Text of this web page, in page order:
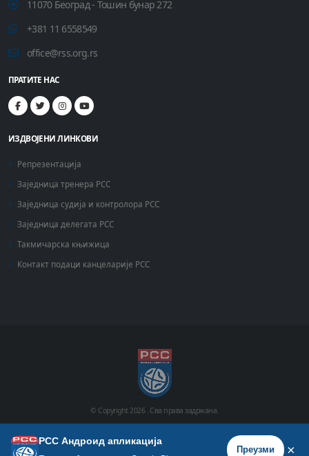
11070 Београд - Тошин бунар 272
+381 11 6558549
office@rss.org.rs
ПРАТИТЕ НАС
ИЗДВОЈЕНИ ЛИНКОВИ
Репрезентација
Заједница тренера РСС
Заједница судија и контролора РСС
Заједница делегата РСС
Такмичарска књижица
Контакт подаци канцеларије РСС
© Copyright2026 . Сва права задржана.
Почетна Историја Фото галерија Видео галерија
РСС Андроид апликација
Преузми ×